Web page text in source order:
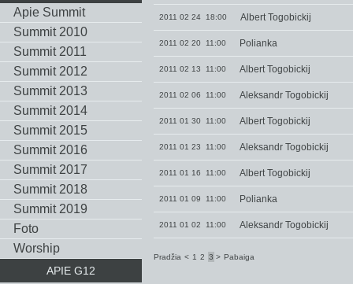
Apie Summit
Summit 2010
Summit 2011
Summit 2012
Summit 2013
Summit 2014
Summit 2015
Summit 2016
Summit 2017
Summit 2018
Summit 2019
Foto
Worship
APIE G12
2011 02 24 18:00 Albert Togobickij
2011 02 20 11:00 Polianka
2011 02 13 11:00 Albert Togobickij
2011 02 06 11:00 Aleksandr Togobickij
2011 01 30 11:00 Albert Togobickij
2011 01 23 11:00 Aleksandr Togobickij
2011 01 16 11:00 Albert Togobickij
2011 01 09 11:00 Polianka
2011 01 02 11:00 Aleksandr Togobickij
Pradžia < 1 2 3 > Pabaiga